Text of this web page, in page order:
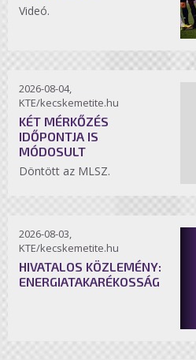
Videó.
2026-08-04,
KTE/kecskemetite.hu
KÉT MÉRKŐZÉS
IDŐPONTJA IS
MÓDOSULT
Döntött az MLSZ.
2026-08-03,
KTE/kecskemetite.hu
HIVATALOS KÖZLEMÉNY:
ENERGIATAKARÉKOSSÁG